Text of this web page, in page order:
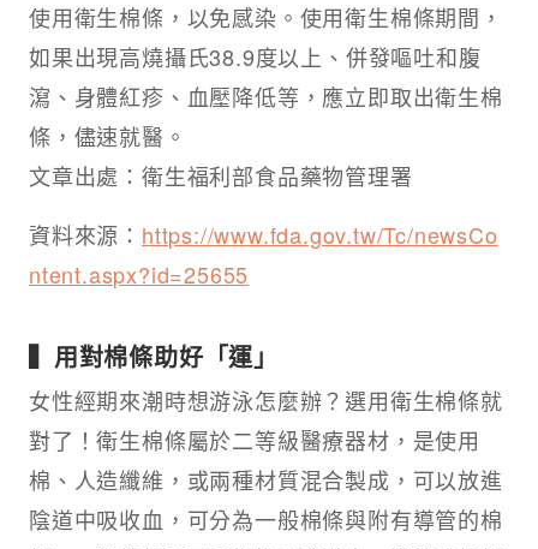
使用衛生棉條，以免感染。使用衛生棉條期間，
如果出現高燒攝氏38.9度以上、併發嘔吐和腹
瀉、身體紅疹、血壓降低等，應立即取出衛生棉
條，儘速就醫。
文章出處：衛生福利部食品藥物管理署
資料來源： https://www.fda.gov.tw/Tc/newsCo
ntent.aspx?id=25655
▍用對棉條助好「運」
女性經期來潮時想游泳怎麼辦？選用衛生棉條就
對了！衛生棉條屬於二等級醫療器材，是使用
棉、人造纖維，或兩種材質混合製成，可以放進
陰道中吸收血，可分為一般棉條與附有導管的棉